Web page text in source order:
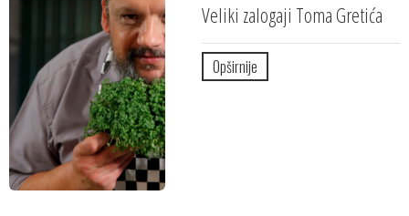
Veliki zalogaji Toma Gretića
Opširnije